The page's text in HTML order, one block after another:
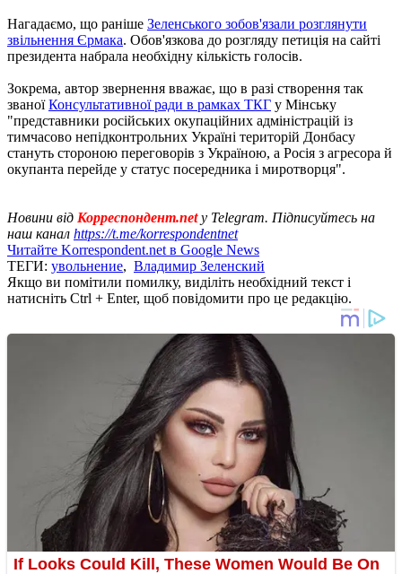
Нагадаємо, що раніше Зеленського зобов'язали розглянути
звільнення Єрмака. Обов'язкова до розгляду петиція на сайті
президента набрала необхідну кількість голосів.
Зокрема, автор звернення вважає, що в разі створення так
званоїКонсультативної ради в рамках ТКГ у Мінську
"представники російських окупаційних адміністрацій із
тимчасово непідконтрольних Україні територій Донбасу
стануть стороною переговорів з Україною, а Росія з агресора й
окупанта перейде у статус посередника і миротворця".
Новини від Корреспондент.netу Telegram. Підписуйтесь на
наш канал https://t.me/korrespondentnet
Читайте Korrespondent.net в Google News
ТЕГИ: увольнение, Владимир Зеленский
Якщо ви помітили помилку, виділіть необхідний текст і
натисніть Ctrl + Enter, щоб повідомити про це редакцію.